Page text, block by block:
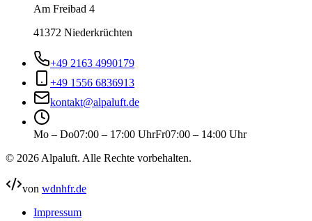
Am Freibad 4
41372 Niederkrüchten
+49 2163 4990179
+49 1556 6836913
kontakt@alpaluft.de
Mo – Do07:00 – 17:00 UhrFr07:00 – 14:00 Uhr
© 2026 Alpaluft. Alle Rechte vorbehalten.
von wdnhfr.de
Impressum